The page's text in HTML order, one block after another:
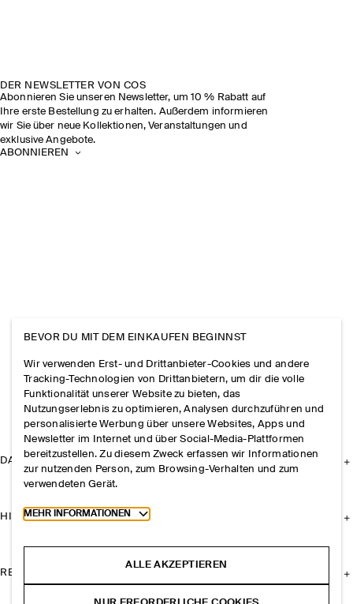
DER NEWSLETTER VON COS
Abonnieren Sie unseren Newsletter, um 10 % Rabatt auf
Ihre erste Bestellung zu erhalten. Außerdem informieren
wir Sie über neue Kollektionen, Veranstaltungen und
exklusive Angebote.
ABONNIEREN
DAS UNTERNEHMEN
HILFE
RECHTLICHES
BEVOR DU MIT DEM EINKAUFEN BEGINNST
Wir verwenden Erst- und Drittanbieter-Cookies und andere
Tracking-Technologien von Drittanbietern, um dir die volle
Funktionalität unserer Website zu bieten, das
Nutzungserlebnis zu optimieren, Analysen durchzuführen und
personalisierte Werbung über unsere Websites, Apps und
Newsletter im Internet und über Social-Media-Plattformen
bereitzustellen. Zu diesem Zweck erfassen wir Informationen
zur nutzenden Person, zum Browsing-Verhalten und zum
verwendeten Gerät.
Toggle more cookie information
MEHR INFORMATIONEN
ALLE AKZEPTIEREN